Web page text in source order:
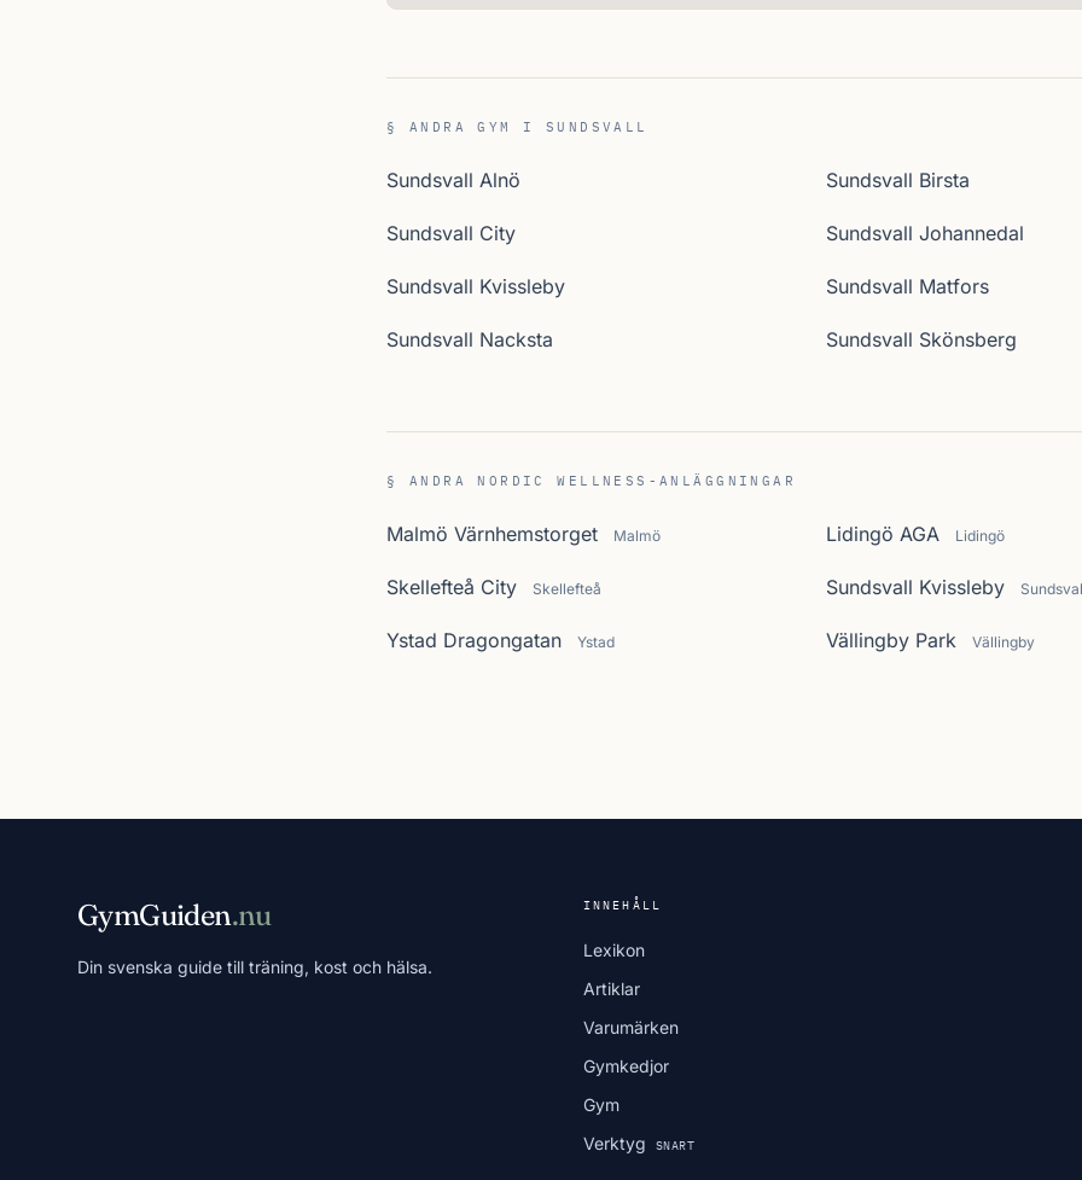
§ ANDRA GYM I SUNDSVALL
Sundsvall Alnö Sundsvall Birsta
Sundsvall City Sundsvall Johannedal
Sundsvall Kvissleby Sundsvall Matfors
Sundsvall Nacksta Sundsvall Skönsberg
§ ANDRA NORDIC WELLNESS-ANLÄGGNINGAR
Malmö Värnhemstorget Malmö Lidingö AGA Lidingö
Skellefteå City Skellefteå Sundsvall Kvissleby
Ystad Dragongatan Ystad Vällingby Park Vällingby
GymGuiden.nu
Din svenska guide till träning, kost och hälsa.
INNEHÅLL
Lexikon
Artiklar
Varumärken
Gymkedjor
Gym
Verktyg
SNART